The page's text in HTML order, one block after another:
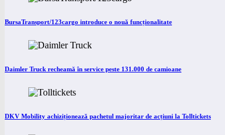
BursaTransport/123cargo introduce o nouă funcționalitate
Daimler Truck recheamă în service peste 131.000 de camioane
DKV Mobility achiziționează pachetul majoritar de acțiuni la Tolltickets